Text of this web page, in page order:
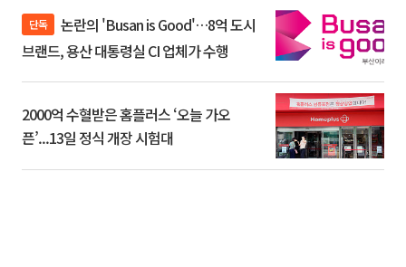
단독
브랜드, 용산 대통령실 CI 업체가 수행
2000억 수혈받은 홈플러스 ‘오늘 가오
픈’...13일 정식 개장 시험대